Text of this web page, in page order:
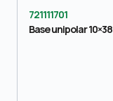
721111701
Base unipolar 10×38